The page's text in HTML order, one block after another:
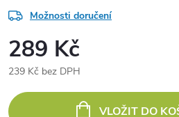
Možnosti doručení
289 Kč
239 Kč bez DPH
cena:
VLOŽIT DO